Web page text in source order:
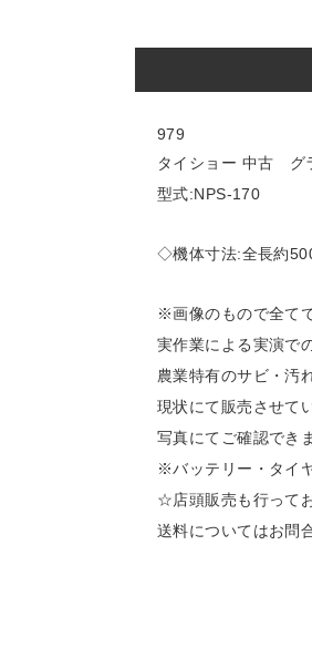
979
タイショー 中古 グ
型式:NPS-170
◇機体寸法:全長約
※画像のもので全てで
実作業による実演で
農業特有のサビ・汚
現状にて販売させて
写真にてご確認でき
※バッテリー・タイ
☆店頭販売も行って
送料についてはお問